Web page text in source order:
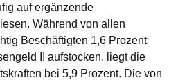
auf ergänzende
Während von allen
Beschäftigten 1,6 Prozent
II aufstocken, liegt die
bei 5,9 Prozent. Die von